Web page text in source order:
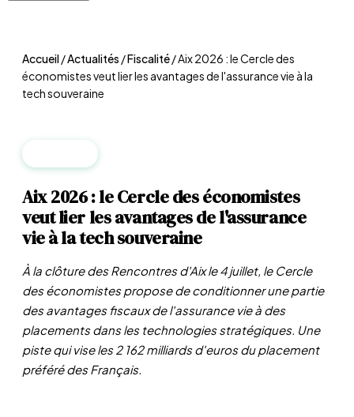
Accueil/Actualités /Fiscalité/Aix 2026 : le Cercle des
économistes veut lier les avantages de l'assurance vie à la
tech souveraine
Aix 2026 : le Cercle des économistes
veut lier les avantages de l'assurance
vie à la tech souveraine
À la clôture des Rencontres d'Aix le 4 juillet, le Cercle
des économistes propose de conditionner une partie
des avantages fiscaux de l'assurance vie à des
placements dans les technologies stratégiques. Une
piste qui vise les 2 162 milliards d'euros du placement
préféré des Français.